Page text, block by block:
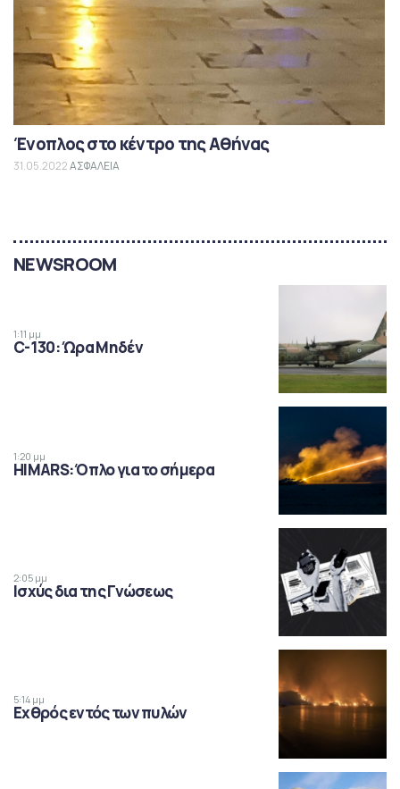
Ένοπλος στο κέντρο της Αθήνας
31.05.2022ΑΣΦΑΛΕΙΑ
NEWSROOM
1:11 μμ
C-130: Ώρα Μηδέν
1:20 μμ
HIMARS: Όπλο για το σήμερα
2:05 μμ
Ισχύς δια της Γνώσεως
5:14 μμ
Εχθρός εντός των πυλών